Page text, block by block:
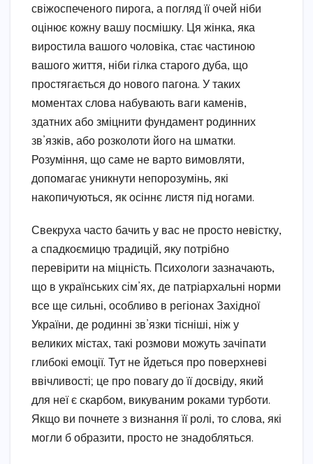
свіжоспеченого пирога, а погляд її очей ніби
оцінює кожну вашу посмішку. Ця жінка, яка
виростила вашого чоловіка, стає частиною
вашого життя, ніби гілка старого дуба, що
простягається до нового пагона. У таких
моментах слова набувають ваги каменів,
здатних або зміцнити фундамент родинних
зв’язків, або розколоти його на шматки.
Розуміння, що саме не варто вимовляти,
допомагає уникнути непорозумінь, які
накопичуються, як осіннє листя під ногами.
Свекруха часто бачить у вас не просто невістку,
а спадкоємицю традицій, яку потрібно
перевірити на міцність. Психологи зазначають,
що в українських сім’ях, де патріархальні норми
все ще сильні, особливо в регіонах Західної
України, де родинні зв’язки тісніші, ніж у
великих містах, такі розмови можуть зачіпати
глибокі емоції. Тут не йдеться про поверхневі
ввічливості; це про повагу до її досвіду, який
для неї є скарбом, викуваним роками турботи.
Якщо ви почнете з визнання її ролі, то слова, які
могли б образити, просто не знадобляться.